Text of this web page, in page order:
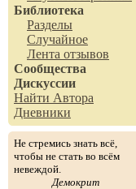
Библиотека
Разделы
Случайное
Лента отзывов
Сообщества
Дискуссии
Найти Автора
Дневники
Не стремись знать всё,
чтобы не стать во всём
невеждой.
Демокрит